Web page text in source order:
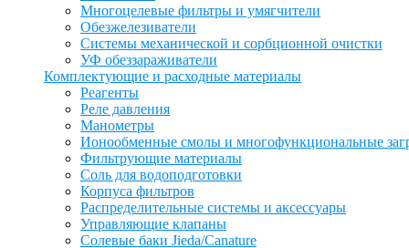
Многоцелевые фильтры и умягчители
Обезжелезиватели
Системы механической и сорбционной очистки
УФ обеззараживатели
Комплектующие и расходные материалы
Реагенты
Реле давления
Манометры
Ионообменные смолы и многофункциональные
Фильтрующие материалы
Соль для водоподготовки
Корпуса фильтров
Распределительные системы и аксессуары
Управляющие клапаны
Солевые баки Jieda/Canature